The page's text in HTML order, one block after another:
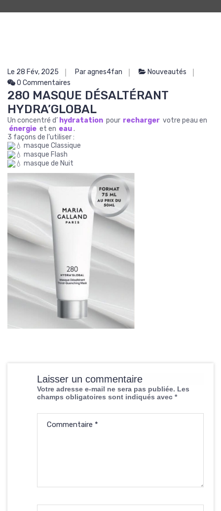
Le 28 Fév, 2025 Par agnes4fan
Nouveautés
0 Commentaires
280 MASQUE DÉSALTÉRANT
HYDRA’GLOBAL
Un concentré d’ hydratation pour recharger votre peau en
énergie et en eau.
3 façons de l’utiliser :
masque Classique
masque Flash
masque de Nuit
Laisser un commentaire
Votre adresse e-mail ne sera pas publiée. Les
champs obligatoires sont indiqués avec *
Commentaire *